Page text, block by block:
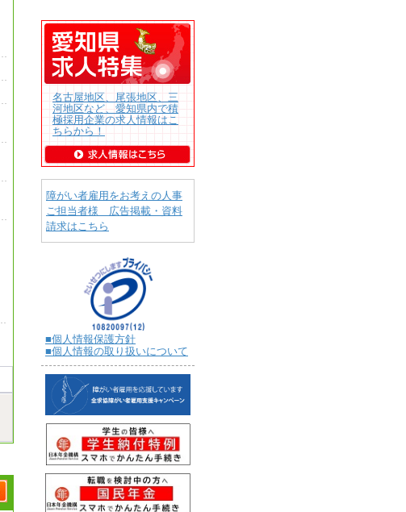
名古屋地区、尾張地区、三
河地区など、愛知県内で積
極採用企業の求人情報はこ
ちらから！
障がい者雇用をお考えの人事
ご担当者様 広告掲載・資料
請求はこちら
■個人情報保護方針
■個人情報の取り扱いについて